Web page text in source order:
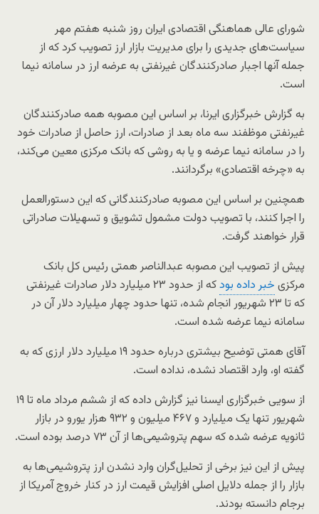
شورای عالی هماهنگی اقتصادی ایران روز شنبه هفتم مهر
سیاست‌های جدیدی را برای مدیریت بازار ارز تصویب کرد که از
جمله آنها اجبار صادرکنندگان غیرنفتی به عرضه ارز در سامانه نیما
است.
به گزارش خبرگزاری ایرنا، بر اساس این مصوبه همه صادرکنندگان
غیرنفتی موظفند سه ماه بعد از صادرات، ارز حاصل از صادرات خود
را در سامانه نیما عرضه و یا به روشی که بانک مرکزی معین می‌کند،
به «چرخه اقتصادی» برگردانند.
همچنین بر اساس این مصوبه صادرکنندگانی که این دستورالعمل
را اجرا کنند، با تصویب دولت مشمول تشویق و تسهیلات صادراتی
قرار خواهند گرفت.
پیش از تصویب این مصوبه عبدالناصر همتی رئیس کل بانک
مرکزی خبر داده بود
که از حدود ۲۳ میلیارد دلار صادرات غیرنفتی
که تا ۲۳ شهریور انجام شده، تنها حدود چهار میلیارد دلار آن در
سامانه نیما عرضه شده است.
آقای همتی توضیح بیشتری درباره حدود ۱۹ میلیارد دلار ارزی که به
گفته او، وارد اقتصاد نشده، نداده است.
از سویی خبرگزاری ایسنا نیز گزارش داده که از ششم مرداد ماه تا ۱۹
شهریور تنها یک میلیارد و ۴۶۷ میلیون و ۹۳۲ هزار یورو در بازار
ثانویه عرضه شده که سهم پتروشیمی‌ها از آن ۷۳ درصد بوده است.
پیش از این نیز برخی از تحلیل‌گران وارد نشدن ارز پتروشیمی‌ها به
بازار را از جمله دلایل اصلی افزایش قیمت ارز در کنار خروج آمریکا از
برجام دانسته بودند.